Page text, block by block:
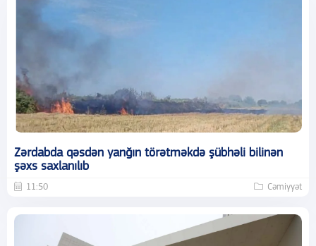
Zərdabda qəsdən yanğın törətməkdə şübhəli bilinən
şəxs saxlanılıb
11:50 Cəmiyyət